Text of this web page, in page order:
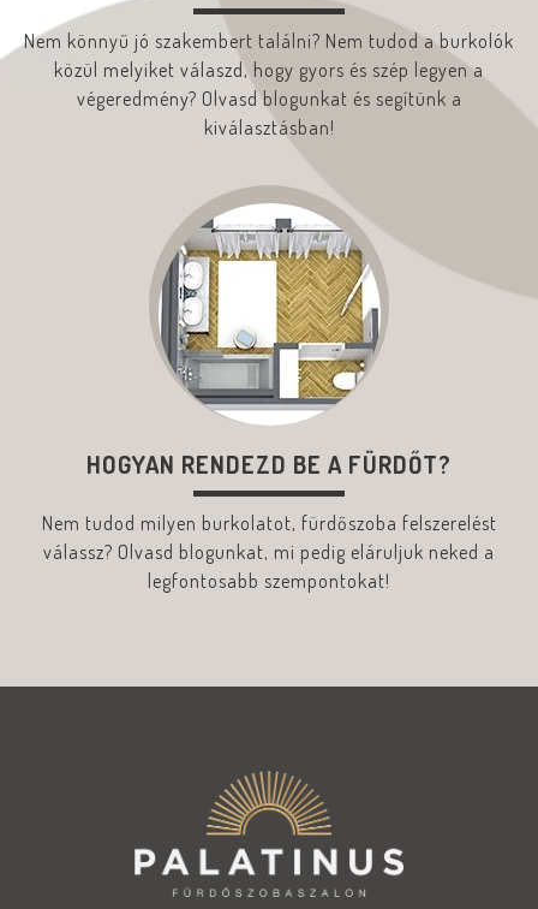
Nem könnyű jó szakembert találni? Nem tudod a burkolók
közül melyiket válaszd, hogy gyors és szép legyen a
végeredmény? Olvasd blogunkat és segítünk a
kiválasztásban!
HOGYAN RENDEZD BE A FÜRDŐT?
Nem tudod milyen burkolatot, fürdőszoba felszerelést
válassz? Olvasd blogunkat, mi pedig eláruljuk neked a
legfontosabb szempontokat!